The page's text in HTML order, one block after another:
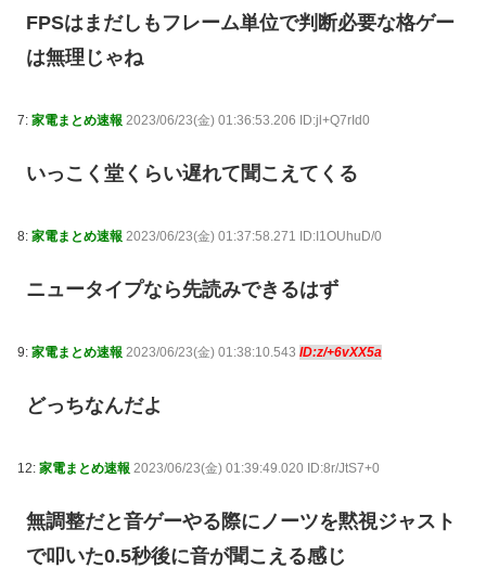
FPSはまだしもフレーム単位で判断必要な格ゲー
は無理じゃね
7: 家電まとめ速報 2023/06/23(金) 01:36:53.206 ID:jl+Q7rId0
いっこく堂くらい遅れて聞こえてくる
8: 家電まとめ速報 2023/06/23(金) 01:37:58.271 ID:I1OUhuD/0
ニュータイプなら先読みできるはず
9: 家電まとめ速報 2023/06/23(金) 01:38:10.543 ID:z/+6vXX5a
どっちなんだよ
12: 家電まとめ速報 2023/06/23(金) 01:39:49.020 ID:8r/JtS7+0
無調整だと音ゲーやる際にノーツを黙視ジャスト
で叩いた0.5秒後に音が聞こえる感じ